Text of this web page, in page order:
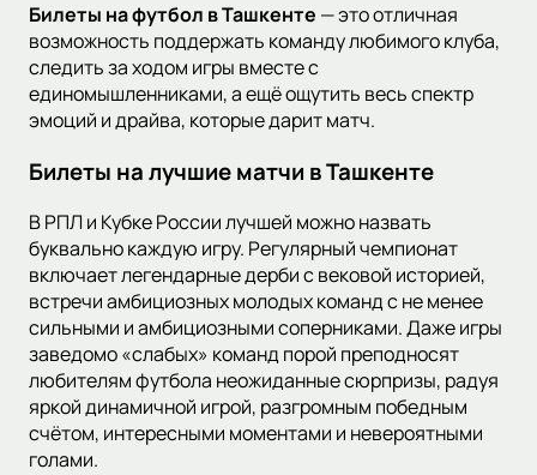
Билеты на футбол в Ташкенте — это отличная
возможность поддержать команду любимого клуба,
следить за ходом игры вместе с
единомышленниками, а ещё ощутить весь спектр
эмоций и драйва, которые дарит матч.
Билеты на лучшие матчи в Ташкенте
В РПЛ и Кубке России лучшей можно назвать
буквально каждую игру. Регулярный чемпионат
включает легендарные дерби с вековой историей,
встречи амбициозных молодых команд с не менее
сильными и амбициозными соперниками. Даже игры
заведомо «слабых» команд порой преподносят
любителям футбола неожиданные сюрпризы, радуя
яркой динамичной игрой, разгромным победным
счётом, интересными моментами и невероятными
голами.